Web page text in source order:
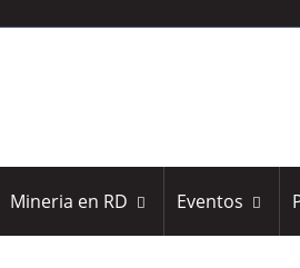
Mineria en RD Eventos